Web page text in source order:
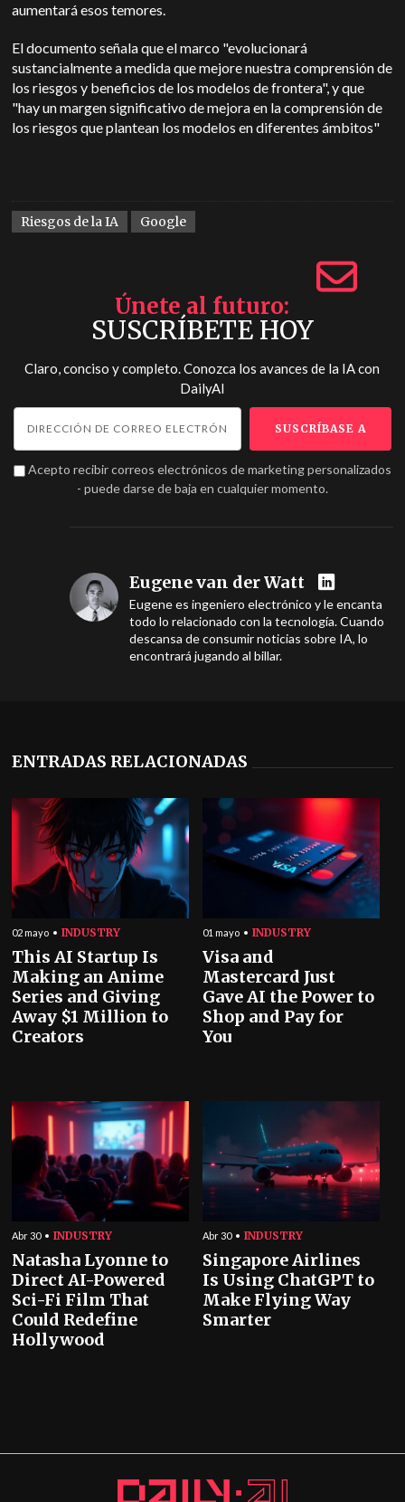
aumentará esos temores.
El documento señala que el marco "evolucionará
sustancialmente a medida que mejore nuestra comprensión de
los riesgos y beneficios de los modelos de frontera", y que
"hay un margen significativo de mejora en la comprensión de
los riesgos que plantean los modelos en diferentes ámbitos"
Riesgos de la IA Google
Únete al futuro
SUSCRÍBETE HOY
Claro, conciso y completo. Conozca los avances de la IA con
DailyAI
Acepto recibir correos electrónicos de marketing personalizados
- puede darse de baja en cualquier momento.
Eugene van der Watt
Eugene es ingeniero electrónico y le encanta
todo lo relacionado con la tecnología. Cuando
descansa de consumir noticias sobre IA, lo
encontrará jugando al billar.
ENTRADAS RELACIONADAS
02 mayo INDUSTRY
This AI Startup Is
Making an Anime
Series and Giving
Away $1 Million to
Creators
01 mayo INDUSTRY
Visa and
Mastercard Just
Gave AI the Power to
Shop and Pay for
You
Abr 30 INDUSTRY
Natasha Lyonne to
Direct AI-Powered
Sci-Fi Film That
Could Redefine
Hollywood
Abr 30 INDUSTRY
Singapore Airlines
Is Using ChatGPT to
Make Flying Way
Smarter